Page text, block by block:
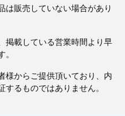
は販売していない場合があり
掲載している営業時間より早
様からご提供頂いており、内
るものではありません。